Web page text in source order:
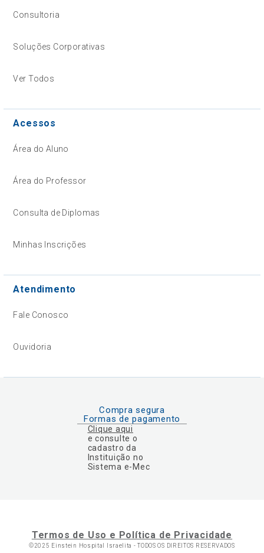
Consultoria
Soluções Corporativas
Ver Todos
Acessos
Área do Aluno
Área do Professor
Consulta de Diplomas
Minhas Inscrições
Atendimento
Fale Conosco
Ouvidoria
Compra segura
Formas de pagamento
Clique aqui
e consulte o
cadastro da
Instituição no
Sistema e-Mec
Termos de Uso e Política de Privacidade
©2025 Einstein Hospital Israelita - TODOS OS DIREITOS RESERVADOS